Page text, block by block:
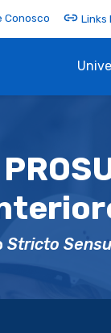
Conosco Links
Stricto Sensu